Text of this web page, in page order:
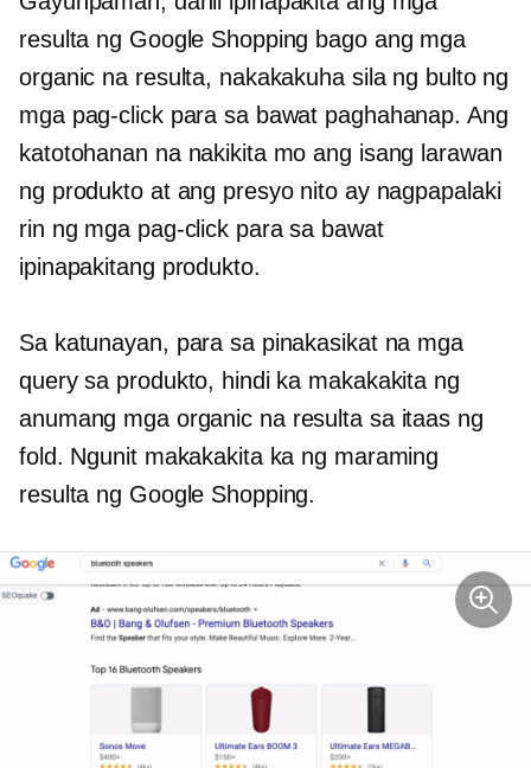
resulta ng Google Shopping bago ang mga
organic na resulta, nakakakuha sila ng bulto ng
mga pag-click para sa bawat paghahanap. Ang
katotohanan na nakikita mo ang isang larawan
ng produkto at ang presyo nito ay nagpapalaki
rin ng mga pag-click para sa bawat
ipinapakitang produkto.
Sa katunayan, para sa pinakasikat na mga
query sa produkto, hindi ka makakakita ng
anumang mga organic na resulta sa itaas ng
fold. Ngunit makakakita ka ng maraming
resulta ng Google Shopping.